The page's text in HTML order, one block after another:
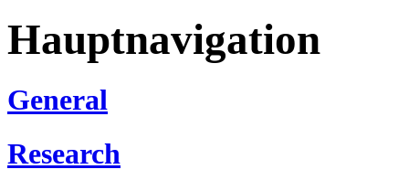
Hauptnavigation
General
Research